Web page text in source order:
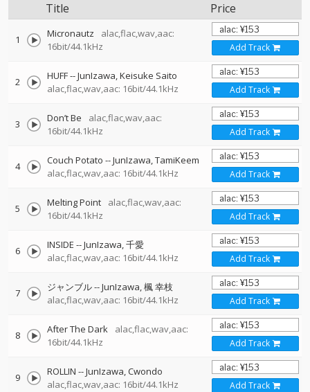
Title Price
1 Micronautz
alac,flac,wav,aac:
16bit/44.1kHz
Add Track
2 HUFF--JunIzawa Keisuke Saito
alac,flac,wav,aac: 16bit/44.1kHz
Add Track
3 Don’t Be
alac,flac,wav,aac:
16bit/44.1kHz
Add Track
4 Couch Potato --JunIzawa TamiKeem
alac,flac,wav,aac: 16bit/44.1kHz
Add Track
5 Melting Point
alac,flac,wav,aac:
16bit/44.1kHz
Add Track
6 INSIDE --JunIzawa 千愛
alac,flac,wav,aac: 16bit/44.1kHz
Add Track
7 ジャンブル--JunIzawa 楓 幸枝
alac,flac,wav,aac: 16bit/44.1kHz
Add Track
8 After The Dark
alac,flac,wav,aac:
16bit/44.1kHz
Add Track
9 ROLLIN --JunIzawa Cwondo
alac,flac,wav,aac: 16bit/44.1kHz
Add Track